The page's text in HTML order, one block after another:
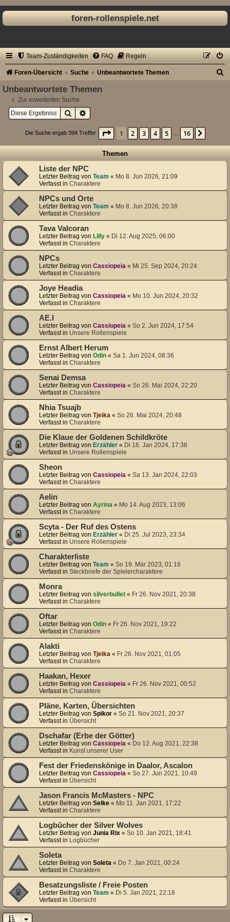
foren-rollenspiele.net
Team-Zuständigkeiten FAQ Regeln
Foren-Übersicht Suche Unbeantwortete Themen
Unbeantwortete Themen
Zur erweiterten Suche
SucheErweiterte Suche
Die Suche ergab 394 Treffer Seite 1von16
1 2 3 4 5 16
Themen
Liste der NPC
Letzter Beitrag von Team « Mo 8. Jun 2026, 21:09
Verfasst in Charaktere
NPCs und Orte
Letzter Beitrag von Team « Mo 8. Jun 2026, 20:38
Verfasst in Charaktere
Tava Valcoran
Letzter Beitrag von Lilly « Di 12. Aug 2025, 06:00
Verfasst in Charaktere
NPCs
Letzter Beitrag von Cassiopeia « Mi 25. Sep 2024, 20:24
Verfasst in Charaktere
Joye Headia
Letzter Beitrag von Cassiopeia « Mo 10. Jun 2024, 20:32
Verfasst in Charaktere
AE.I
Letzter Beitrag von Cassiopeia « So 2. Jun 2024, 17:54
Verfasst in Unsere Rollenspiele
Ernst Albert Herum
Letzter Beitrag von Odin « Sa 1. Jun 2024, 08:36
Verfasst in Charaktere
Senai Demsa
Letzter Beitrag von Cassiopeia « So 26. Mai 2024, 22:20
Verfasst in Charaktere
Nhia Tsuajb
Letzter Beitrag von Tjeika « So 26. Mai 2024, 20:48
Verfasst in Charaktere
Die Klaue der Goldenen Schildkröte
Letzter Beitrag von Erzähler « Di 16. Jan 2024, 17:38
Verfasst in Unsere Rollenspiele
Sheon
Letzter Beitrag von Cassiopeia « Sa 13. Jan 2024, 22:03
Verfasst in Charaktere
Aelin
Letzter Beitrag von Ayrina « Mo 14. Aug 2023, 13:06
Verfasst in Charaktere
Scyta - Der Ruf des Ostens
Letzter Beitrag von Erzähler « Di 25. Jul 2023, 23:34
Verfasst in Unsere Rollenspiele
Charakterliste
Letzter Beitrag von Team « So 19. Mär 2023, 01:16
Verfasst in Steckbriefe der Spielercharaktere
Monra
Letzter Beitrag von silverbullet « Fr 26. Nov 2021, 20:38
Verfasst in Charaktere
Oftar
Letzter Beitrag von Odin « Fr 26. Nov 2021, 19:22
Verfasst in Charaktere
Alakti
Letzter Beitrag von Tjeika « Fr 26. Nov 2021, 01:05
Verfasst in Charaktere
Haakan, Hexer
Letzter Beitrag von Cassiopeia « Fr 26. Nov 2021, 00:52
Verfasst in Charaktere
Pläne, Karten, Übersichten
Letzter Beitrag von Spikor « So 21. Nov 2021, 20:37
Verfasst in Übersicht
Dschafar (Erbe der Götter)
Letzter Beitrag von Cassiopeia « Do 12. Aug 2021, 22:38
Verfasst in Kunst unserer User
Fest der Friedenskönige in Daalor, Ascalon
Letzter Beitrag von Cassiopeia « So 27. Jun 2021, 10:49
Verfasst in Übersicht
Jason Francis McMasters - NPC
Letzter Beitrag von Selke « Mo 11. Jan 2021, 17:22
Verfasst in Charaktere
Logbücher der Silver Wolves
Letzter Beitrag von Junia Rix « So 10. Jan 2021, 18:41
Verfasst in Logbücher
Soleta
Letzter Beitrag von Soleta « Do 7. Jan 2021, 00:24
Verfasst in Charaktere
Besatzungsliste / Freie Posten
Letzter Beitrag von Team « Di 5. Jan 2021, 22:18
Verfasst in Übersicht